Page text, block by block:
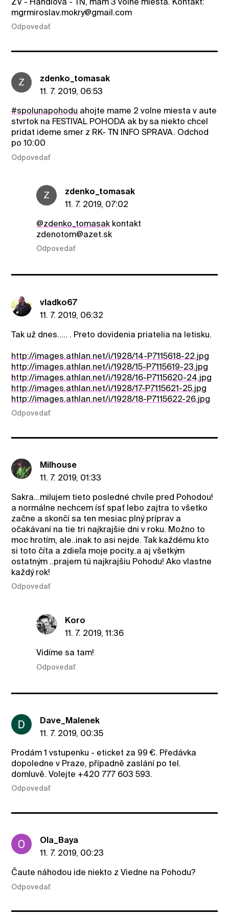
mgrmiroslav.mokry@gmail.com
Odpovedať
Z
zdenko_tomasak
11. 7. 2019, 06:53
#spolunapohodu ahojte mame 2 volne miesta v aute
stvrtok na FESTIVAL POHODA ak by sa niekto chcel
pridat ideme smer z RK- TN INFO SPRAVA. Odchod
po 10:00
Odpovedať
Z
zdenko_tomasak
11. 7. 2019, 07:02
@zdenko_tomasakkontakt
zdenotom@azet.sk
Odpovedať
vladko67
11. 7. 2019, 06:32
Tak už dnes..... . Preto dovidenia priatelia na letisku.
http://images.athlan.net/i/1928/14-P7115618-22.jpg
http://images.athlan.net/i/1928/15-P7115619-23.jpg
http://images.athlan.net/i/1928/16-P7115620-24.jpg
http://images.athlan.net/i/1928/17-P7115621-25.jpg
http://images.athlan.net/i/1928/18-P7115622-26.jpg
Odpovedať
Milhouse
11. 7. 2019, 01:33
Sakra...milujem tieto posledné chvíle pred Pohodou!
a normálne nechcem ísť spať lebo zajtra to všetko
začne a skončí sa ten mesiac plný príprav a
očakávaní na tie tri najkrajšie dni v roku. Možno to
moc hrotím, ale..inak to asi nejde. Tak každému kto
si toto číta a zdieľa moje pocity..a aj všetkým
ostatným ..prajem tú najkrajšiu Pohodu! Ako vlastne
každý rok!
Odpovedať
Koro
11. 7. 2019, 11:36
Vidíme sa tam!
Odpovedať
Dave_Malenek
11. 7. 2019, 00:35
Prodám 1 vstupenku - eticket za 99 €. Předávka
dopoledne v Praze, případně zaslání po tel.
domluvě. Volejte +420 777 603 593.
Odpovedať
Ola_Baya
11. 7. 2019, 00:23
Čaute náhodou ide niekto z Viedne na Pohodu?
Odpovedať